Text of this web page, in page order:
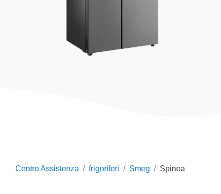
Centro Assistenza frigoriferi Smeg Spinea